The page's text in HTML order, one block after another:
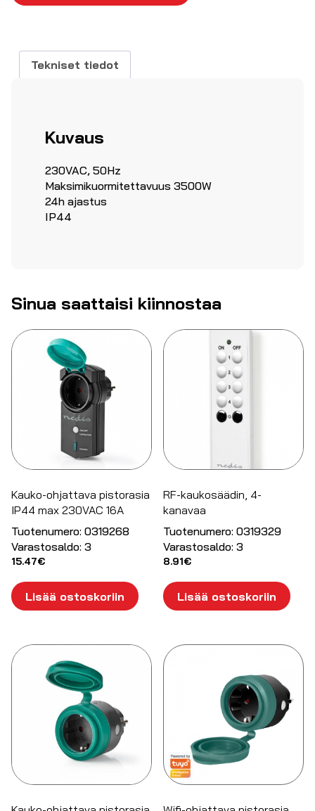
Tekniset tiedot
Kuvaus
230VAC, 50Hz
Maksimikuormitettavuus 3500W
24h ajastus
IP44
Sinua saattaisi kiinnostaa
Kauko-ohjattava pistorasia
IP44 max 230VAC 16A
Tuotenumero: 0319268
Varastosaldo: 3
15.47€
Lisää ostoskoriin
RF-kaukosäädin, 4-
kanavaa
Tuotenumero: 0319329
Varastosaldo: 3
8.91€
Lisää ostoskoriin